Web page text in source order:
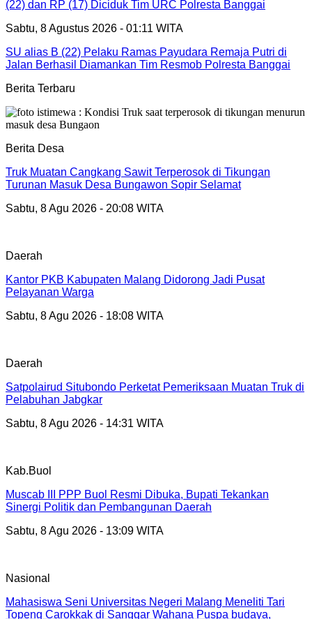
(22) dan RP (17) Diciduk Tim URC Polresta Banggai
Sabtu, 8 Agustus 2026 - 01:11 WITA
SU alias B (22) Pelaku Ramas Payudara Remaja Putri di
Jalan Berhasil Diamankan Tim Resmob Polresta Banggai
Berita Terbaru
Berita Desa
Truk Muatan Cangkang Sawit Terperosok di Tikungan
Turunan Masuk Desa Bungawon Sopir Selamat
Sabtu, 8 Agu 2026 - 20:08 WITA
Daerah
Kantor PKB Kabupaten Malang Didorong Jadi Pusat
Pelayanan Warga
Sabtu, 8 Agu 2026 - 18:08 WITA
Daerah
Satpolairud Situbondo Perketat Pemeriksaan Muatan Truk di
Pelabuhan Jabgkar
Sabtu, 8 Agu 2026 - 14:31 WITA
Kab.Buol
Muscab III PPP Buol Resmi Dibuka, Bupati Tekankan
Sinergi Politik dan Pembangunan Daerah
Sabtu, 8 Agu 2026 - 13:09 WITA
Nasional
Mahasiswa Seni Universitas Negeri Malang Meneliti Tari
Topeng Carokkak di Sanggar Wahana Puspa budaya,